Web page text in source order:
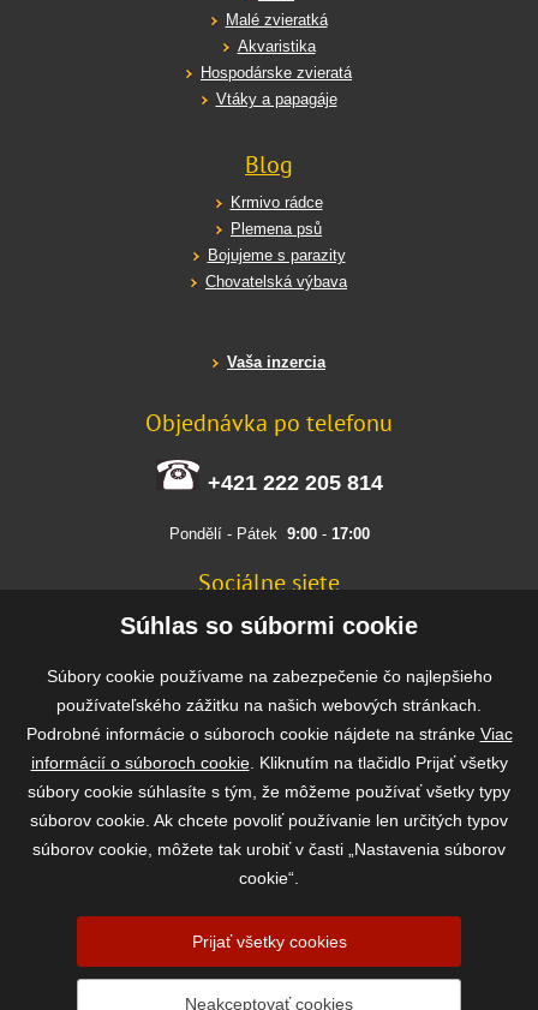
Malé zvieratká
Akvaristika
Hospodárske zvieratá
Vtáky a papagáje
Blog
Krmivo rádce
Plemena psů
Bojujeme s parazity
Chovatelská výbava
Vaša inzercia
Objednávka po telefonu
+421 222 205 814
Pondělí - Pátek 9:00- 17:00
Sociálne siete
FACEBOOK
Rýchla a bezpečná platba
2026 ©www.vasekrmivo.sk- Tomáš Kroupa e-shop, Kanice 307, 664 01
Súhlas so súbormi cookie
Súbory cookie používame na zabezpečenie čo najlepšieho
používateľského zážitku na našich webových stránkach.
Podrobné informácie o súboroch cookie nájdete na stránke Viac
informácií o súboroch cookie. Kliknutím na tlačidlo Prijať všetky
súbory cookie súhlasíte s tým, že môžeme používať všetky typy
súborov cookie. Ak chcete povoliť používanie len určitých typov
súborov cookie, môžete tak urobiť v časti „Nastavenia súborov
cookie“.
Prijať všetky cookies
Neakceptovať cookies